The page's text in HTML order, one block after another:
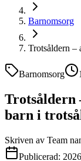
Barnomsorg
Trotsåldern –
Barnomsorg
Trotsåldern
barn i
Skriven av Team
Publicerad: